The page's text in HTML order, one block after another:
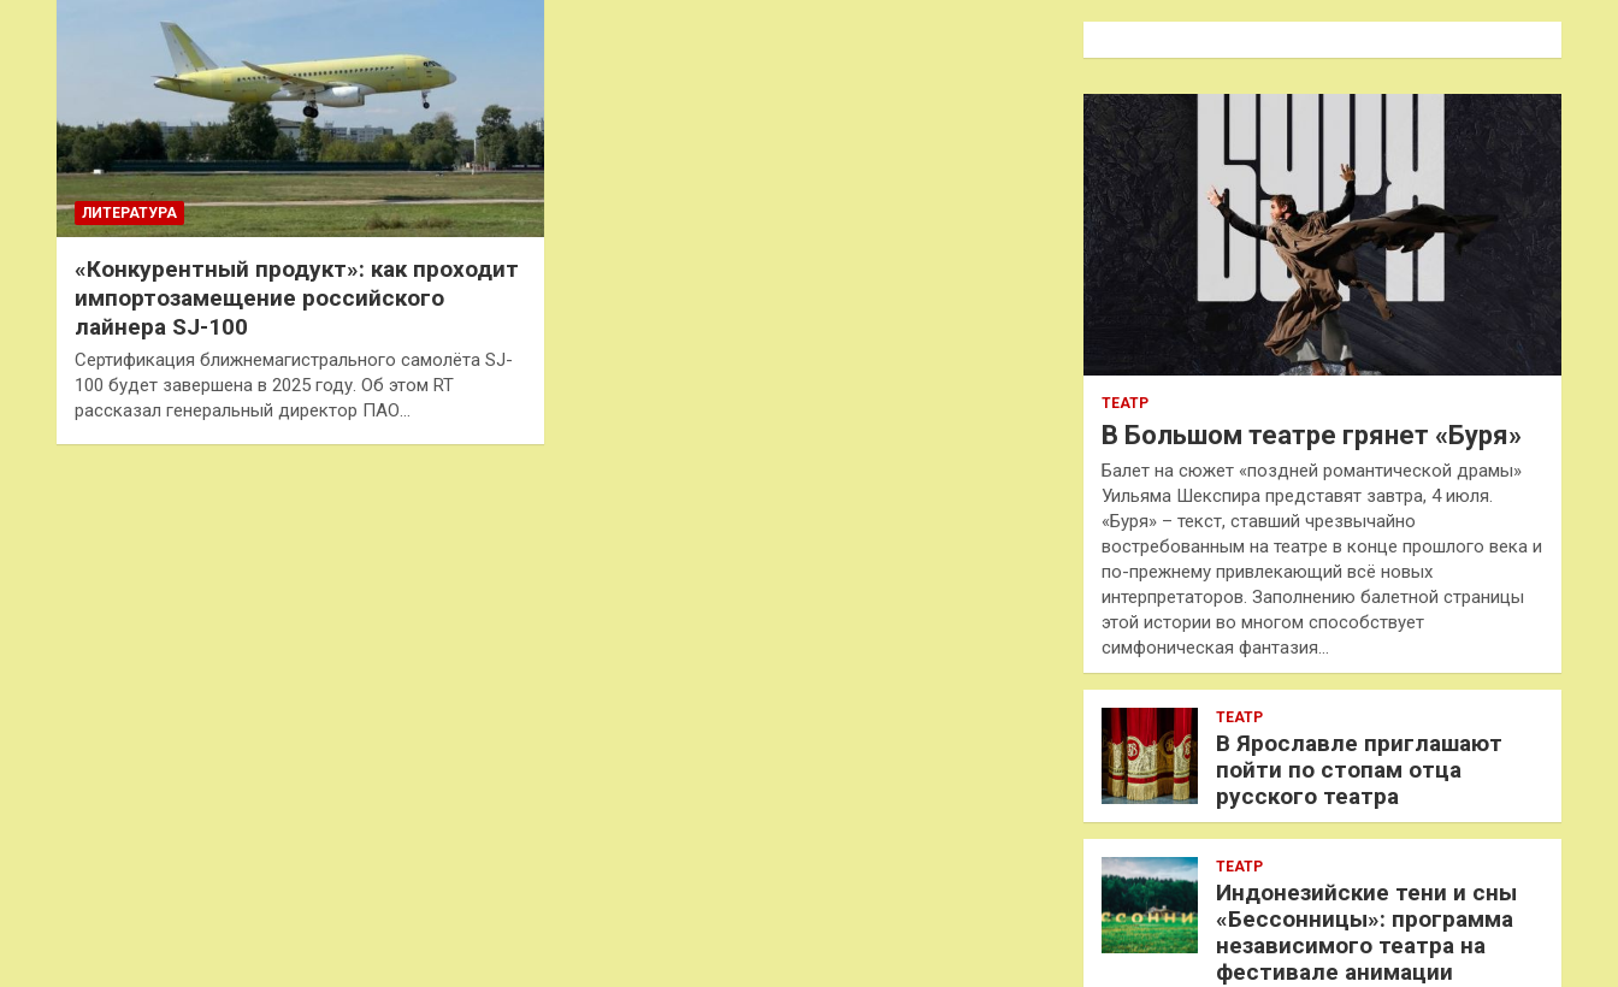
ЛИТЕРАТУРА
«Конкурентный продукт»: как проходит
импортозамещение российского
лайнера SJ-100
Сертификация ближнемагистрального самолёта SJ-
100 будет завершена в 2025 году. Об этом RT
рассказал генеральный директор ПАО…
к
ТЕАТР
В Большом театре грянет «Буря»
Балет на сюжет «поздней романтической драмы»
Уильяма Шекспира представят завтра, 4 июля.
«Буря» – текст, ставший чрезвычайно
востребованным на театре в конце прошлого века и
по-прежнему привлекающий всё новых
интерпретаторов. Заполнению балетной страницы
этой истории во многом способствует
симфоническая фантазия…
ТЕАТР
В Ярославле приглашают
пойти по стопам отца
русского театра
ТЕАТР
Индонезийские тени и сны
«Бессонницы»: программа
независимого театра на
фестивале анимации